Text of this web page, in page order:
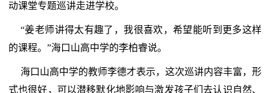
动课堂专题巡讲走进学校。
“姜老师讲得太有趣了，我很喜欢，希望能听到更多这样
的课程。”海口山高中学的李柏睿说。
海口山高中学的教师李德才表示，这次巡讲内容丰富，形
式也很好，可以潜移默化地影响与激发孩子们去认识自然、